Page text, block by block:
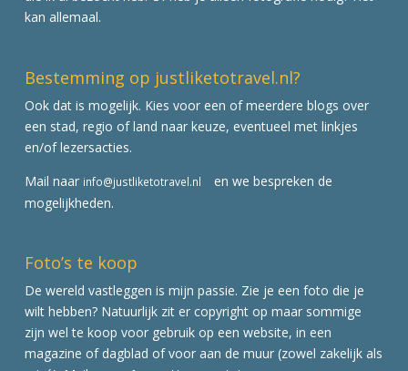
kan allemaal.
Bestemming op justliketotravel.nl?
Ook dat is mogelijk. Kies voor een of meerdere blogs over
een stad, regio of land naar keuze, eventueel met linkjes
en/of lezersacties.
Mail naar info@justliketotravel.nl
en we bespreken de
mogelijkheden.
Foto’s te koop
De wereld vastleggen is mijn passie. Zie je een foto die je
wilt hebben? Natuurlijk zit er copyright op maar sommige
zijn wel te koop voor gebruik op een website, in een
magazine of dagblad of voor aan de muur (zowel zakelijk als